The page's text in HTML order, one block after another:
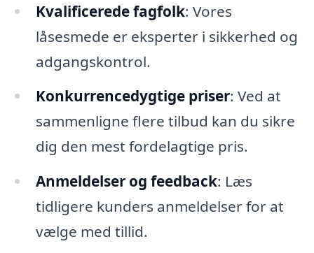
Kvalificerede fagfolk: Vores
låsesmede er eksperter i sikkerhed og
adgangskontrol.
Konkurrencedygtige priser: Ved at
sammenligne flere tilbud kan du sikre
dig den mest fordelagtige pris.
Anmeldelser og feedback: Læs
tidligere kunders anmeldelser for at
vælge med tillid.